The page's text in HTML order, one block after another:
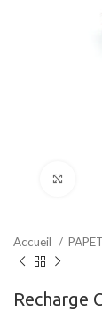
Accueil
Recharge